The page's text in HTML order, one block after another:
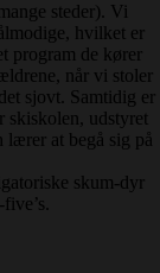
steder). Vi
hvilket er
program de kører
når vi stoler
sjovt. Samtidig er
skiskolen, udstyret
lærer at begå sig på
skum-dyr